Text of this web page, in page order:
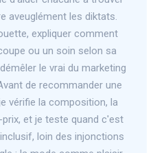
aveuglément les diktats.
expliquer comment
ou un soin selon sa
le vrai du marketing
de recommander une
vérifie la composition, la
et je teste quand c'est
loin des injonctions